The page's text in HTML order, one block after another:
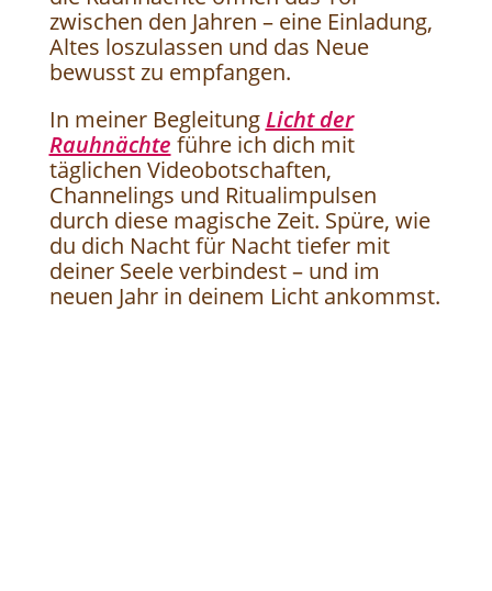
zwischen den Jahren – eine Einladung,
Altes loszulassen und das Neue
bewusst zu empfangen.
In meiner BegleitungLicht der
Rauhnächte führe ich dich mit
täglichen Videobotschaften,
Channelings und Ritualimpulsen
durch diese magische Zeit. Spüre, wie
du dich Nacht für Nacht tiefer mit
deiner Seele verbindest – und im
neuen Jahr in deinem Licht ankommst.